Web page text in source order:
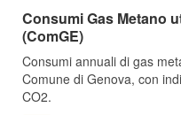
Consumi Gas Metano
(ComGE)
Consumi annuali di gas
Comune di Genova, con
CO2.